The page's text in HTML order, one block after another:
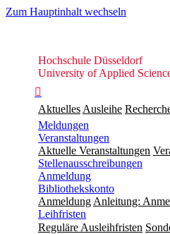
Zum Hauptinhalt wechseln
Hochschule
Düsseldorf
Hochschule Düsseldorf
University of Applied

Aktuelles Ausleihe
Meldungen
Veranstaltungen
Aktuelle Veranstaltungen
Stellenausschreibungen
Anmeldung
Bibliothekskonto
Anmeldung Anleitung:
Leihfristen
Reguläre Ausleihfristen